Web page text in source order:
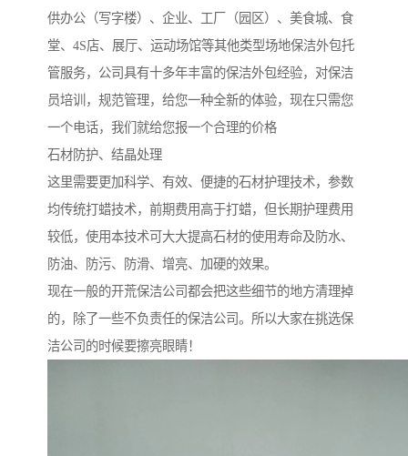
供办公（写字楼）、企业、工厂（园区）、美食城、食
堂、4S店、展厅、运动场馆等其他类型场地保洁外包托
管服务，公司具有十多年丰富的保洁外包经验，对保洁
员培训，规范管理，给您一种全新的体验，现在只需您
一个电话，我们就给您报一个合理的价格
石材防护、结晶处理
这里需要更加科学、有效、便捷的石材护理技术，参数
均传统打蜡技术，前期费用高于打蜡，但长期护理费用
较低，使用本技术可大大提高石材的使用寿命及防水、
防油、防污、防滑、增亮、加硬的效果。
现在一般的开荒保洁公司都会把这些细节的地方清理掉
的，除了一些不负责任的保洁公司。所以大家在挑选保
洁公司的时候要擦亮眼睛！